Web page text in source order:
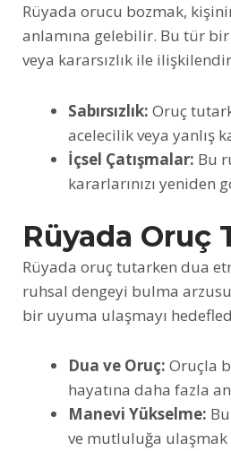
Rüyada orucu bozmak,
anlamına gelebilir. Bu tür bir
veya kararsızlık ile
Sabırsızlık: Oruç
acelecilik veya yanlış
İçsel Çatışmalar: Bu
kararlarınızı
Rüyada Oruç
Rüyada oruç tutarken dua
ruhsal dengeyi bulma
bir uyuma ulaşmayı
Dua ve Oruç: Oruçla
hayatına daha fazla
Manevi Yükselme:
ve mutluluğa